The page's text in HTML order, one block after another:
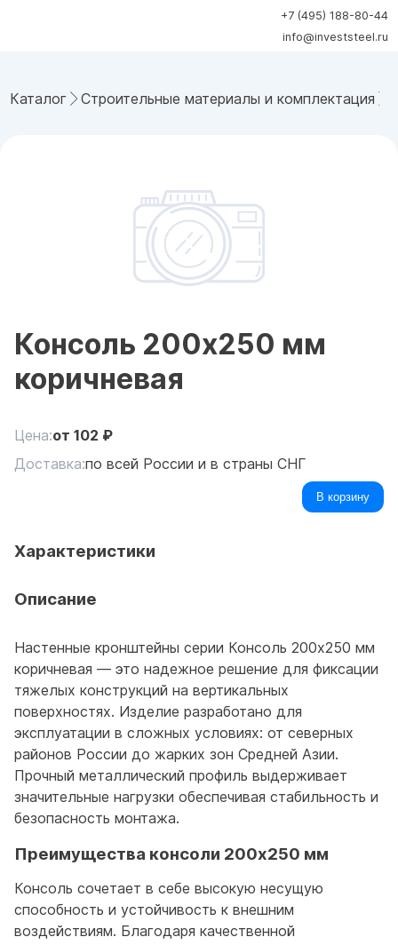
+7 (495) 188-80-44
info@investsteel.ru
Каталог Строительные материалы и комплектация
Консоль 200x250 мм
коричневая
Цена:от 102 ₽
Доставка:по всей России и в страны СНГ
В корзину
Характеристики
Описание
Настенные кронштейны серии Консоль 200x250 мм
коричневая — это надежное решение для фиксации
тяжелых конструкций на вертикальных
поверхностях. Изделие разработано для
эксплуатации в сложных условиях: от северных
районов России до жарких зон Средней Азии.
Прочный металлический профиль выдерживает
значительные нагрузки обеспечивая стабильность и
безопасность монтажа.
Преимущества консоли 200x250 мм
Консоль сочетает в себе высокую несущую
способность и устойчивость к внешним
воздействиям. Благодаря качественной